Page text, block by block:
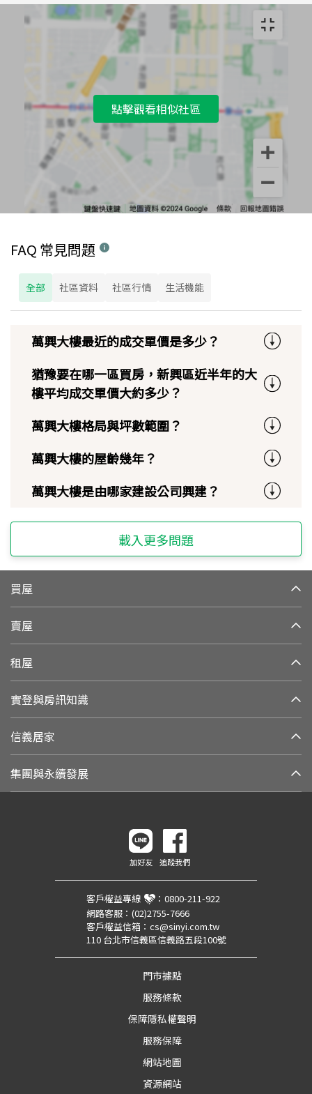
點擊觀看相似社區
FAQ 常見問題
全部 社區資料 社區行情 生活機能
萬興大樓最近的成交單價是多少？
猶豫要在哪一區買房，新興區近半年的大
樓平均成交單價大約多少？
萬興大樓格局與坪數範圍？
萬興大樓的屋齡幾年？
萬興大樓是由哪家建設公司興建？
載入更多問題
買屋
賣屋
租屋
實登與房訊知識
信義居家
集團與永續發展
加好友 追蹤我們
客戶權益專線 ： 0800-211-922
網路客服： (02)2755-7666
客戶權益信箱： cs@sinyi.com.tw
110 台北市信義區信義路五段100號
門市據點
服務條款
保障隱私權聲明
服務保障
網站地圖
資源網站